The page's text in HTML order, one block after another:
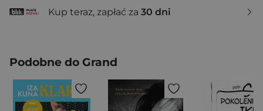
Kup teraz, zapłać za 30 dni
Podobne do Grand